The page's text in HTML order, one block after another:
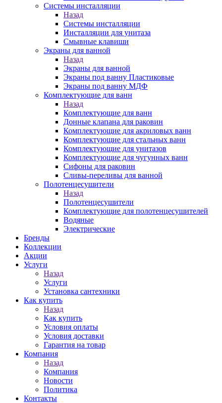
Системы инсталляции
Назад
Системы инсталляции
Инсталляции для унитаза
Смывные клавиши
Экраны для ванной
Назад
Экраны для ванной
Экраны под ванну Пластиковые
Экраны под ванну МДФ
Комплектующие для ванн
Назад
Комплектующие для ванн
Донные клапана для раковин
Комплектующие для акриловых ванн
Комплектующие для стальных ванн
Комплектующие для унитазов
Комплектующие для чугунных ванн
Сифоны для раковин
Сливы-переливы для ванной
Полотенцесушители
Назад
Полотенцесушители
Комплектующие для полотенцесушителей
Водяные
Электрические
Бренды
Коллекции
Акции
Услуги
Назад
Услуги
Установка сантехники
Как купить
Назад
Как купить
Условия оплаты
Условия доставки
Гарантия на товар
Компания
Назад
Компания
Новости
Политика
Контакты